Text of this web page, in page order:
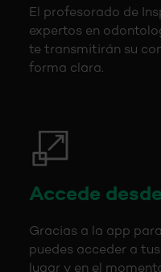
El profesorado de
expertos en
te transmitirán su
forma clara.
Accede
Gracias a la app
puedes acceder a
lugar y en el